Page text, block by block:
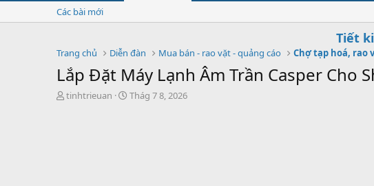
Các bài mới
Tiết
Trang chủ Diễn đàn Mua bán - rao vặt - quảng cáo Chợ tạp hoá, rao
Lắp Đặt Máy Lạnh Âm Trần Casper Cho
T
tinhtrieuan
S
Thág 7 8, 2026